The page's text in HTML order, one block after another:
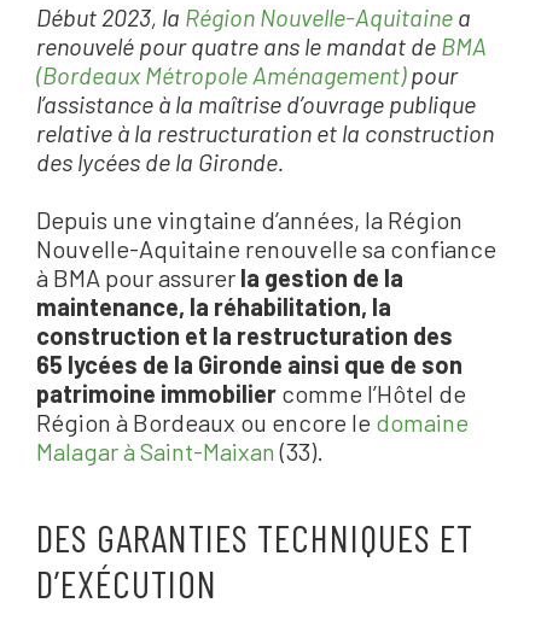
Début 2023, la Région Nouvelle-Aquitaine a
renouvelé pour quatre ans le mandat de BMA
(Bordeaux Métropole Aménagement)pour
l’assistance à la maîtrise d’ouvrage publique
relative à la restructuration et la construction
des lycées de la Gironde.
Depuis une vingtaine d’années, la Région
Nouvelle-Aquitaine renouvelle sa confiance
à BMA pour assurer la gestion de la
maintenance, la réhabilitation, la
construction et la restructuration des
65 lycées de la Gironde ainsi que de son
patrimoine immobilier comme l’Hôtel de
Région à Bordeaux ou encore le domaine
Malagar à Saint-Maixan (33).
DES GARANTIES TECHNIQUES ET
D’EXÉCUTION